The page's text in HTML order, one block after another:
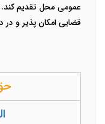
عمومی محل تقدیم
قضایی امکان پذیر و در